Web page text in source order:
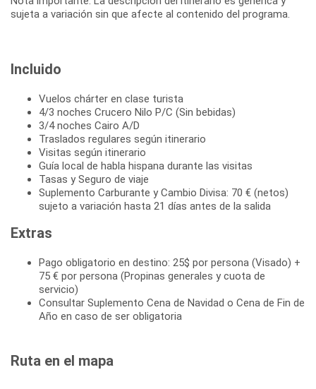
sujeta a variación sin que afecte al contenido del programa.
Incluido
Vuelos chárter en clase turista
4/3 noches Crucero Nilo P/C (Sin bebidas)
3/4 noches Cairo A/D
Traslados regulares según itinerario
Visitas según itinerario
Guía local de habla hispana durante las visitas
Tasas y Seguro de viaje
Suplemento Carburante y Cambio Divisa: 70 € (netos)
sujeto a variación hasta 21 días antes de la salida
Extras
Pago obligatorio en destino: 25$ por persona (Visado) +
75 € por persona (Propinas generales y cuota de
servicio)
Consultar Suplemento Cena de Navidad o Cena de Fin de
Año en caso de ser obligatoria
Ruta en el mapa